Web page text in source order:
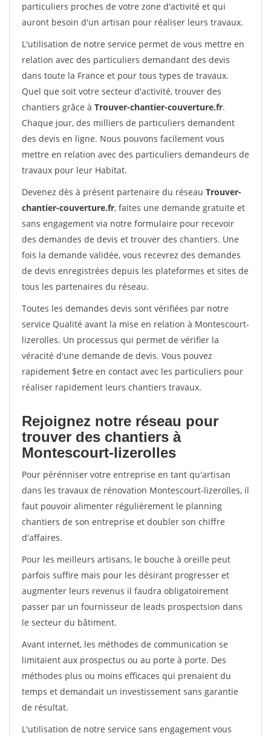
particuliers proches de votre zone d'activité et qui
auront besoin d'un artisan pour réaliser leurs travaux.
L'utilisation de notre service permet de vous mettre en
relation avec des particuliers demandant des devis
dans toute la France et pour tous types de travaux.
Quel que soit votre secteur d'activité, trouver des
chantiers grâce à Trouver-chantier-couverture.fr.
Chaque jour, des milliers de particuliers demandent
des devis en ligne. Nous pouvons facilement vous
mettre en relation avec des particuliers demandeurs de
travaux pour leur Habitat.
Devenez dès à présent partenaire du réseau Trouver-
chantier-couverture.fr, faites une demande gratuite et
sans engagement via notre formulaire pour recevoir
des demandes de devis et trouver des chantiers. Une
fois la demande validée, vous recevrez des demandes
de devis enregistrées depuis les plateformes et sites de
tous les partenaires du réseau.
Toutes les demandes devis sont vérifiées par notre
service Qualité avant la mise en relation à Montescourt-
lizerolles. Un processus qui permet de vérifier la
véracité d'une demande de devis. Vous pouvez
rapidement $etre en contact avec les particuliers pour
réaliser rapidement leurs chantiers travaux.
Rejoignez notre réseau pour
trouver des chantiers à
Montescourt-lizerolles
Pour pérénniser votre entreprise en tant qu'artisan
dans les travaux de rénovation Montescourt-lizerolles, il
faut pouvoir alimenter régulièrement le planning
chantiers de son entreprise et doubler son chiffre
d'affaires.
Pour les meilleurs artisans, le bouche à oreille peut
parfois suffire mais pour les désirant progresser et
augmenter leurs revenus il faudra obligatoirement
passer par un fournisseur de leads prospectsion dans
le secteur du bâtiment.
Avant internet, les méthodes de communication se
limitaient aux prospectus ou au porte à porte. Des
méthodes plus ou moins efficaces qui prenaient du
temps et demandait un investissement sans garantie
de résultat.
L'utilisation de notre service sans engagement vous